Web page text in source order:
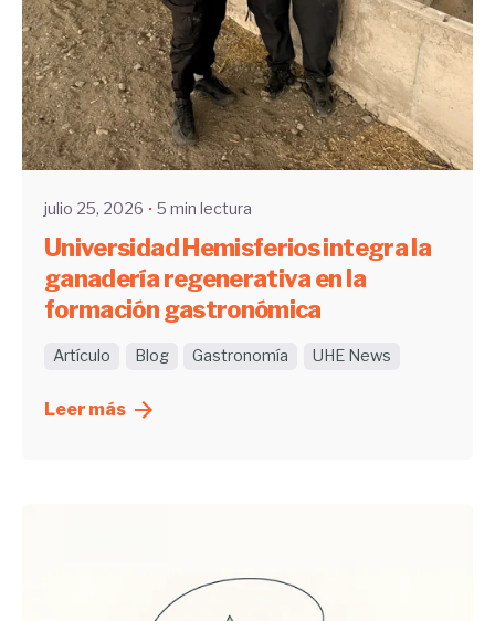
Enviado por
UHE
julio 25, 2026 5 min lectura
Universidad Hemisferios integra la
ganadería regenerativa en la
formación gastronómica
Artículo Blog Gastronomía UHE News
Leer más